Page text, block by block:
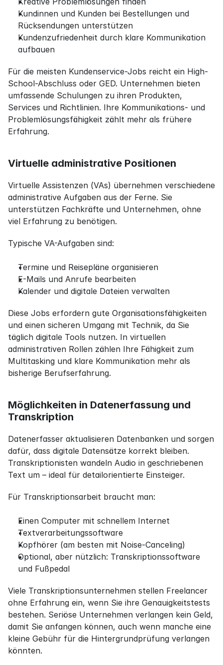
Kundinnen und Kunden bei Bestellungen und
Rücksendungen unterstützen
Kundenzufriedenheit durch klare Kommunikation
aufbauen
Für die meisten Kundenservice-Jobs reicht ein High-
School-Abschluss oder GED. Unternehmen bieten
umfassende Schulungen zu ihren Produkten,
Services und Richtlinien. Ihre Kommunikations- und
Problemlösungsfähigkeit zählt mehr als frühere
Erfahrung.
Virtuelle administrative Positionen
Virtuelle Assistenzen (VAs) übernehmen verschiedene
administrative Aufgaben aus der Ferne. Sie
unterstützen Fachkräfte und Unternehmen, ohne
viel Erfahrung zu benötigen.
Typische VA-Aufgaben sind:
Termine und Reisepläne organisieren
E-Mails und Anrufe bearbeiten
Kalender und digitale Dateien verwalten
Diese Jobs erfordern gute Organisationsfähigkeiten
und einen sicheren Umgang mit Technik, da Sie
täglich digitale Tools nutzen. In virtuellen
administrativen Rollen zählen Ihre Fähigkeit zum
Multitasking und klare Kommunikation mehr als
bisherige Berufserfahrung.
Möglichkeiten in Datenerfassung und
Transkription
Datenerfasser aktualisieren Datenbanken und sorgen
dafür, dass digitale Datensätze korrekt bleiben.
Transkriptionisten wandeln Audio in geschriebenen
Text um – ideal für detailorientierte Einsteiger.
Für Transkriptionsarbeit braucht man:
Einen Computer mit schnellem Internet
Textverarbeitungssoftware
Kopfhörer (am besten mit Noise-Canceling)
Optional, aber nützlich: Transkriptionssoftware
und Fußpedal
Viele Transkriptionsunternehmen stellen Freelancer
ohne Erfahrung ein, wenn Sie ihre Genauigkeitstests
bestehen. Seriöse Unternehmen verlangen kein Geld,
damit Sie anfangen können, auch wenn manche eine
kleine Gebühr für die Hintergrundprüfung verlangen
könnten.